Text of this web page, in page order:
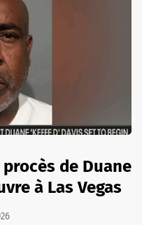
de Duane
à Las Vegas